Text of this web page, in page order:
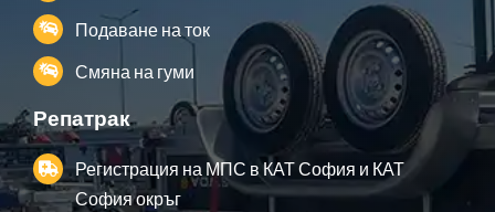
Подаване на ток
Смяна на гуми
Репатрак
Регистрация на МПС в КАТ София и КАТ
София окръг